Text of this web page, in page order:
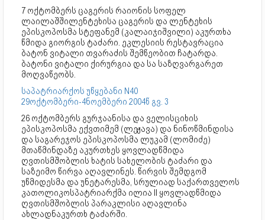
7 ოქტომბერს ცაგერის რაიონის სოფელ
ლაილაშშილენტეხისა ცაგერის და ლენტეხის
ეპისკოპოსმა სტეფანემ (კალაიჯიშვილი) აკურთხა
წმიდა გიორგის ტაძარი. ეკლესიის რესტავრაცია
ბატონ ვიტალი თვარაძის შემწეობით ჩატარდა.
ბატონი ვიტალი ქირურგია და სა საზღვარგარეთ
მოღვაწეობს.
საპატრიარქოს უწყებანი N40
29ოქტომბერი-4ნოემბერი 2004წ გვ. 3
26 ოქტომბერს გურჯაანისა და ველისციხის
ეპისკოპოსმა ექვთიმემ (ლეჟავა) და ნინოწმინდისა
და საგარეჯოს ეპისკოპოსმა ლუკამ (ლომიძე)
მთაწმინდაზე აკურთხეს ყოვლადწმიდა
ღვთისმშობლის ხატის სახელობის ტაძარი და
საზეიმო წირვა აღავლინეს. წირვის შემდგომ
უწმიდესმა და უნეტარესმა, სრულიად საქართველოს
კათოლიკოსპატრიარქმა ილია II ყოვლადწმიდა
ღვთისმშობლის პარაკლისი აღავლინა
ახლადნაკურთხ ტაძარში.